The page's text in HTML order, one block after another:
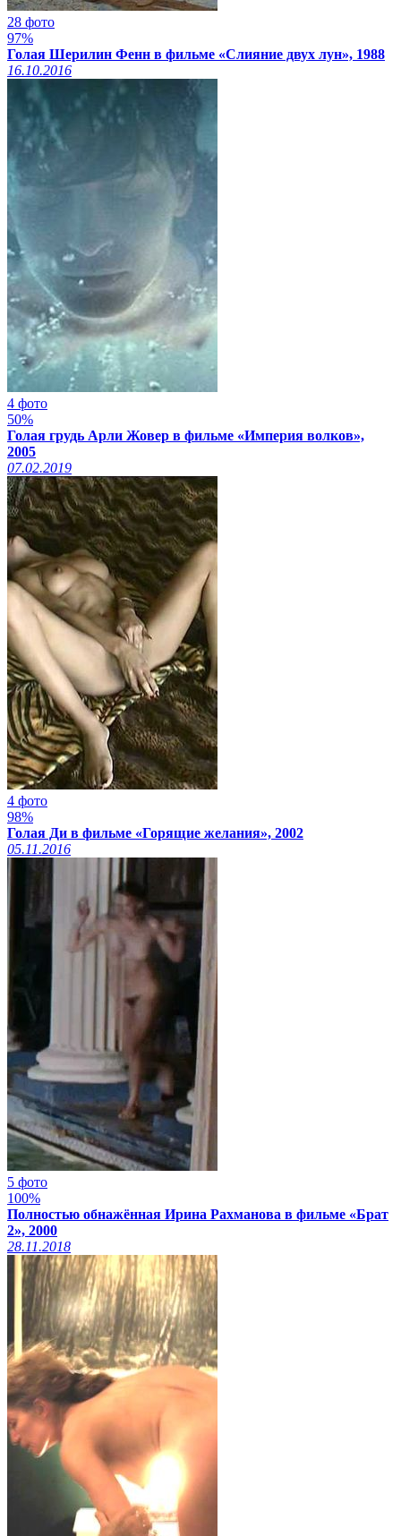
28 фото
97%
Голая Шерилин Фенн в фильме «Слияние двух лун», 1988
16.10.2016
4 фото
50%
Голая грудь Арли Жовер в фильме «Империя волков»,
2005
07.02.2019
4 фото
98%
Голая Ди в фильме «Горящие желания», 2002
05.11.2016
5 фото
100%
Полностью обнажённая Ирина Рахманова в фильме «Брат
2», 2000
28.11.2018